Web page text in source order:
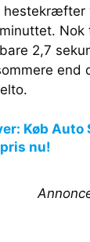
hestekræfter
2,7
end
Køb
nu!